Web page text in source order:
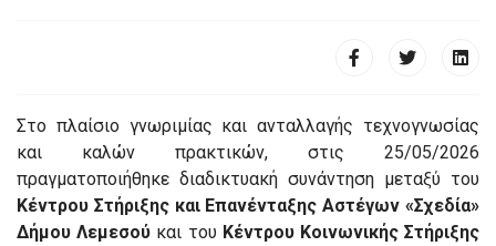
Στο πλαίσιο γνωριμίας και ανταλλαγής τεχνογνωσίας
και καλών πρακτικών, στις 25/05/2026
πραγματοποιήθηκε διαδικτυακή συνάντηση μεταξύ του
Κέντρου Στήριξης και Επανένταξης Αστέγων «Σχεδία»
Δήμου Λεμεσού και του Κέντρου Κοινωνικής Στήριξης